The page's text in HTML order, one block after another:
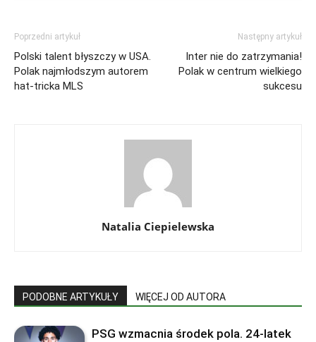
Poprzedni artykuł
Polski talent błyszczy w USA.
Polak najmłodszym autorem
hat‑tricka MLS
Następny artykuł
Inter nie do zatrzymania!
Polak w centrum wielkiego
sukcesu
Natalia Ciepielewska
PODOBNE ARTYKUŁY WIĘCEJ OD AUTORA
PSG wzmacnia środek pola. 24‑latek